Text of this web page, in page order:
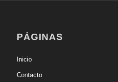
PÁGINAS
Inicio
Contacto